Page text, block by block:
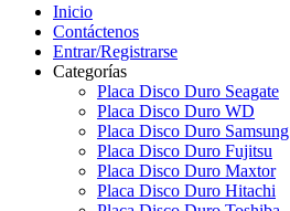
Inicio
Contáctenos
Entrar/Registrarse
Categorías
Placa Disco Duro Seagate
Placa Disco Duro WD
Placa Disco Duro Samsung
Placa Disco Duro Fujitsu
Placa Disco Duro Maxtor
Placa Disco Duro Hitachi